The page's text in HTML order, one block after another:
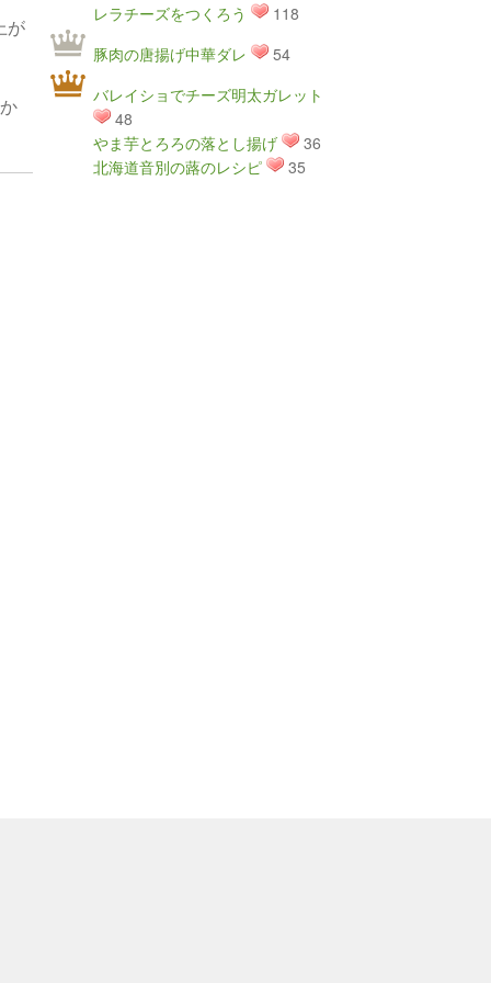
が
レラチーズをつくろう
118
豚肉の唐揚げ中華ダレ
54
バレイショでチーズ明太ガレット
48
やま芋とろろの落とし揚げ
36
北海道音別の蕗のレシピ
35